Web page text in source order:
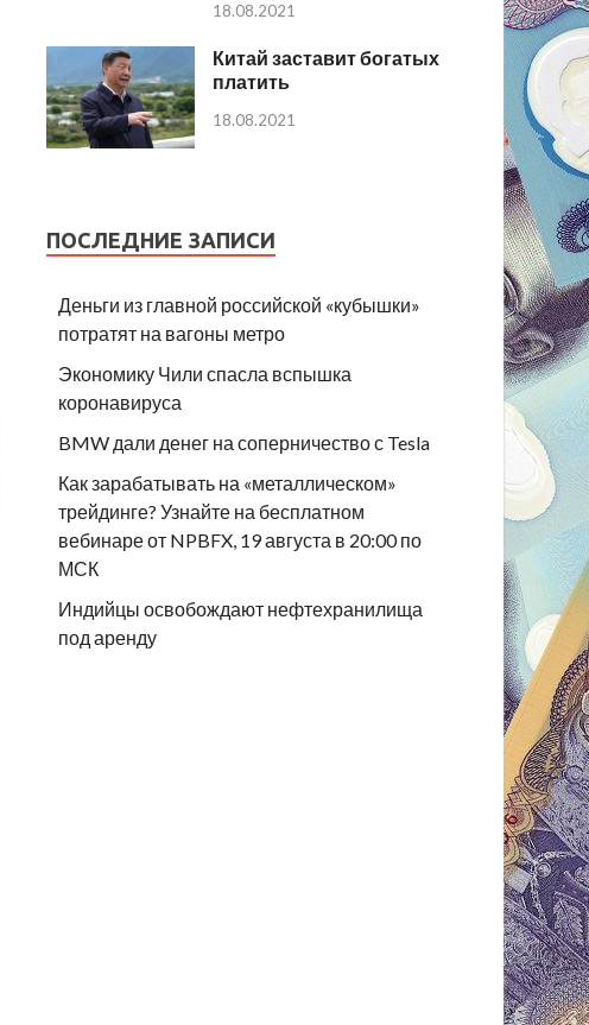
18.08.2021
Китай заставит богатых
платить
18.08.2021
ПОСЛЕДНИЕ ЗАПИСИ
Деньги из главной российской «кубышки»
потратят на вагоны метро
Экономику Чили спасла вспышка
коронавируса
BMW дали денег на соперничество с Tesla
Как зарабатывать на «металлическом»
трейдинге? Узнайте на бесплатном
вебинаре от NPBFX, 19 августа в 20:00 по
МСК
Индийцы освобождают нефтехранилища
под аренду